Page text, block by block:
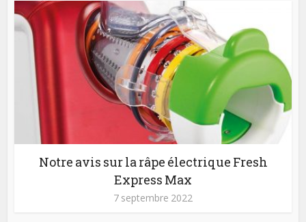
Notre avis sur la râpe électrique Fresh
Express Max
7 septembre 2022